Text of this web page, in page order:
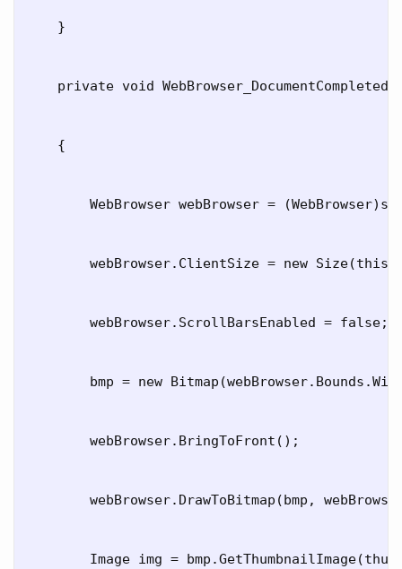
    }
private void
    {
WebBrowser webBrowser =
webBrowser.ClientSize = new
        webBrowser.ScrollBarsEnabled = false;
bmp = new
        webBrowser.BringToFront();
webBrowser.DrawToBitmap(bmp,
Image img =